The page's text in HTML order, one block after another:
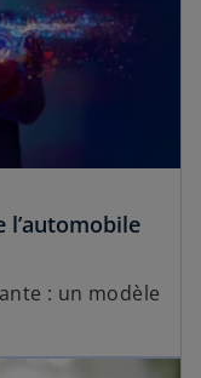
l’automobiles
o
: un modèle